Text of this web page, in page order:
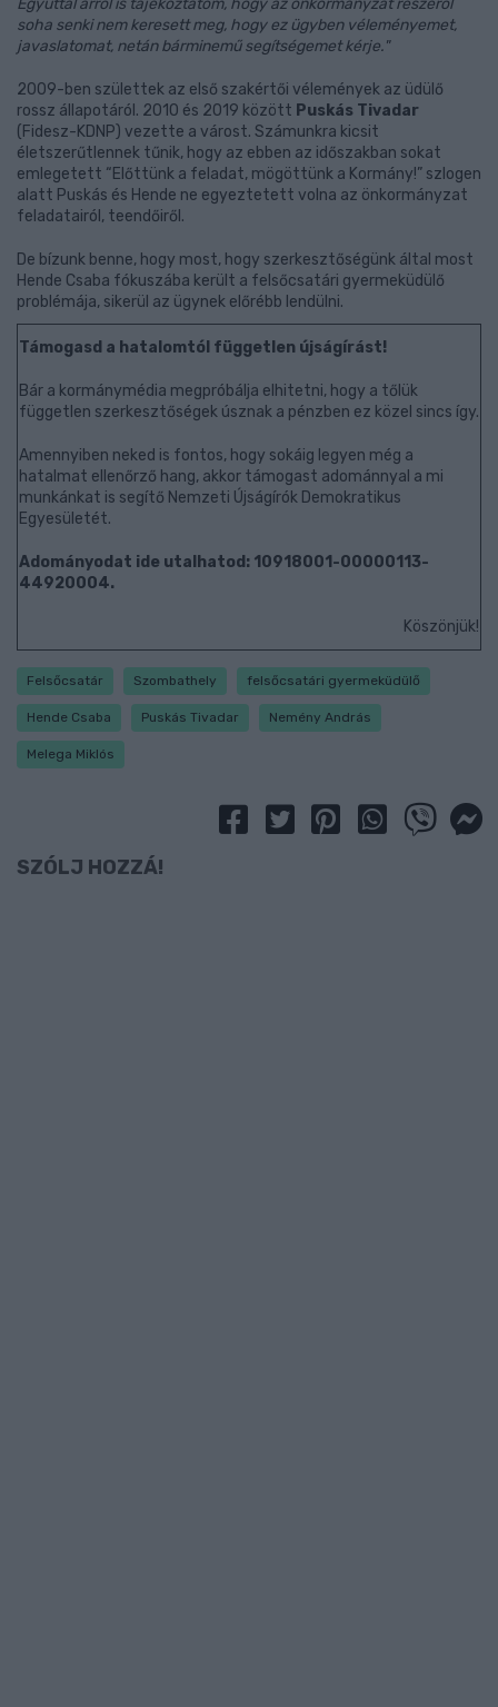
Egyúttal arról is tájékoztatom, hogy az önkormányzat részéről
soha senki nem keresett meg, hogy ez ügyben véleményemet,
javaslatomat, netán bárminemű segítségemet kérje."
2009-ben születtek az első szakértői vélemények az üdülő
rossz állapotáról. 2010 és 2019 között Puskás Tivadar
(Fidesz-KDNP) vezette a várost. Számunkra kicsit
életszerűtlennek tűnik, hogy az ebben az időszakban sokat
emlegetett “Előttünk a feladat, mögöttünk a Kormány!” szlogen
alatt Puskás és Hende ne egyeztetett volna az önkormányzat
feladatairól, teendőiről.
De bízunk benne, hogy most, hogy szerkesztőségünk által most
Hende Csaba fókuszába került a felsőcsatári gyermeküdülő
problémája, sikerül az ügynek előrébb lendülni.
Támogasd a hatalomtól független újságírást!
Bár a kormánymédia megpróbálja elhitetni, hogy a tőlük
független szerkesztőségek úsznak a pénzben ez közel sincs így.
Amennyiben neked is fontos, hogy sokáig legyen még a
hatalmat ellenőrző hang, akkor támogast adománnyal a mi
munkánkat is segítő Nemzeti Újságírók Demokratikus
Egyesületét.
Adományodat ide utalhatod: 10918001-00000113-
44920004.
Köszönjük!
Felsőcsatár Szombathely felsőcsatári gyermeküdülő
Hende Csaba Puskás Tivadar Nemény András
Melega Miklós
SZÓLJ HOZZÁ!